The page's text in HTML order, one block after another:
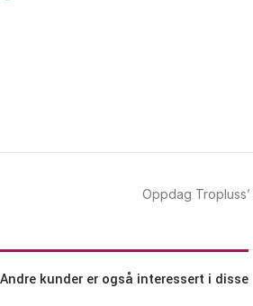
Oppdag Tropluss’
Andre kunder er også interessert i disse